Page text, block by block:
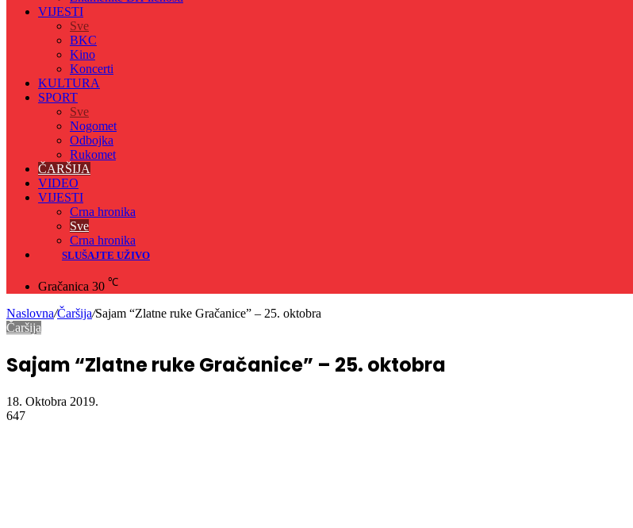
VIJESTI
Sve
BKC
Kino
Koncerti
KULTURA
SPORT
Sve
Nogomet
Odbojka
Rukomet
ČARŠIJA
VIDEO
VIJESTI
Crna hronika
Sve
Crna hronika
SLUŠAJTE UŽIVO
Gračanica 30 ℃
Naslovna/Čaršija/Sajam “Zlatne ruke Gračanice” – 25. oktobra
Čaršija
Sajam “Zlatne ruke Gračanice” – 25. oktobra
18. Oktobra 2019.
647